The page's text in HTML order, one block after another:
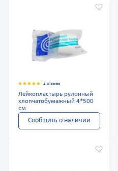
2 отзыва
Лейкопластырь рулонный
хлопчатобумажный 4*500
см
Сообщить о наличии